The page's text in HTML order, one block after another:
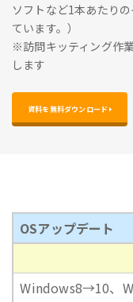
ソフトなど1本あたり
ています。）
※訪問キッティング作
します
資料を無料ダウンロード
OSアップデート
Windows8→10、